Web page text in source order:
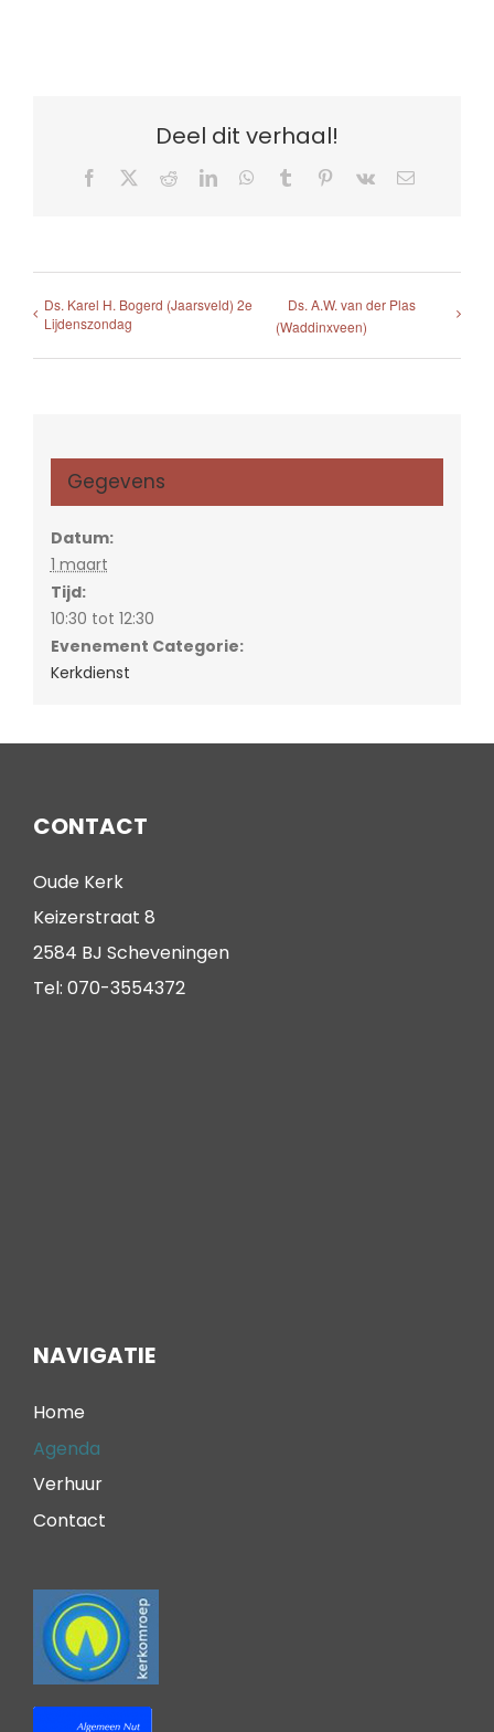
Deel dit verhaal!
Facebook RedditLinkedInWhatsApp
Tumblr Pinterest
Vk
E-
Ds. Karel H. Bogerd (Jaarsveld) 2e
Lijdenszondag
Ds. A.W. van der Plas
(Waddinxveen)
Gegevens
Datum:
1 maart
Tijd:
10:30 tot 12:30
Evenement Categorie:
Kerkdienst
CONTACT
Oude Kerk
Keizerstraat 8
2584 BJ Scheveningen
Tel: 070-3554372
NAVIGATIE
Home
Agenda
Verhuur
Contact